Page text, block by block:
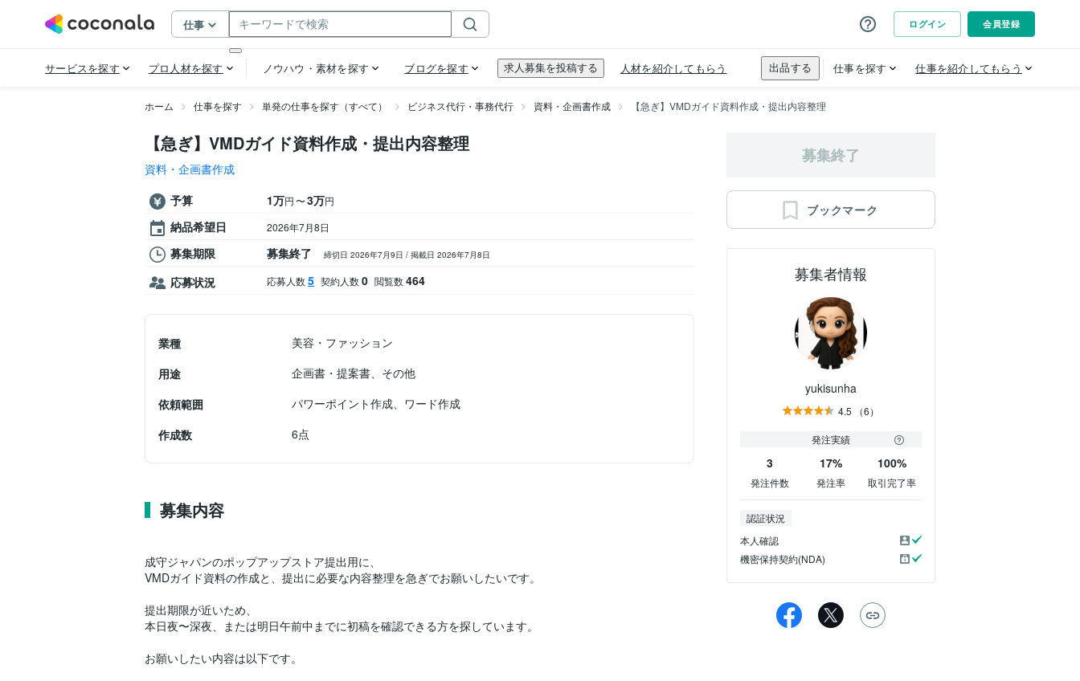
ホーム 仕事を探す 単発の仕事を探す（すべて） ビジネス代行・事務代行 資料・企画書作成 【急ぎ】VMDガイド資料作成・提出内容整理
【急ぎ】VMDガイド資料作成・提出内容整理
資料・企画書作成
予算
1万円〜3万円
納品希望日 2026年7月8日
募集期限 募集終了 締切日 2026年7月9日 / 掲載日 2026年7月8日
応募状況 応募人数5 契約人数0 閲覧数464
業種
美容・ファッション
用途
企画書・提案書、その他
依頼範囲
パワーポイント作成、ワード作成
作成数
6点
募集内容
成守ジャパンのポップアップストア提出用に、
VMDガイド資料の作成と、提出に必要な内容整理を急ぎでお願いしたいです。
提出期限が近いため、
本日夜〜深夜、または明日午前中までに初稿を確認できる方を探しています。
お願いしたい内容は以下です。
募集終了
ブックマーク
募集者情報
yukisunha
4.5 （6）
発注実績
3
発注件数
17%
発注率
100%
取引完了率
認証状況
本人確認
機密保持契約(NDA)